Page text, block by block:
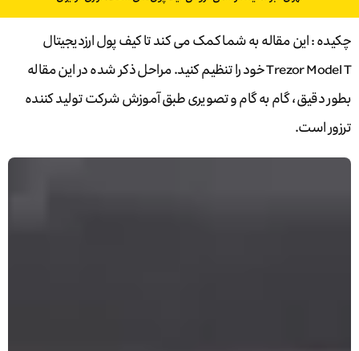
چکیده : این مقاله به شما کمک می کند تا کیف پول ارزدیجیتال
Trezor Model T خود را تنظیم کنید. مراحل ذکر شده در این مقاله
بطور دقیق ، گام به گام و تصویری طبق آموزش شرکت تولید کننده
ترزور است.